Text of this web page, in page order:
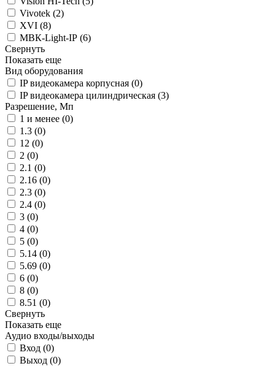
Vivotek (2)
XVI (8)
МВК-Light-IP (6)
Свернуть
Показать еще
Вид оборудования
IP видеокамера корпусная (0)
IP видеокамера цилиндрическая (3)
Разрешение, Мп
1 и менее (0)
1.3 (0)
12 (0)
2 (0)
2.1 (0)
2.16 (0)
2.3 (0)
2.4 (0)
3 (0)
4 (0)
5 (0)
5.14 (0)
5.69 (0)
6 (0)
8 (0)
8.51 (0)
Свернуть
Показать еще
Аудио входы/выходы
Вход (0)
Выход (0)